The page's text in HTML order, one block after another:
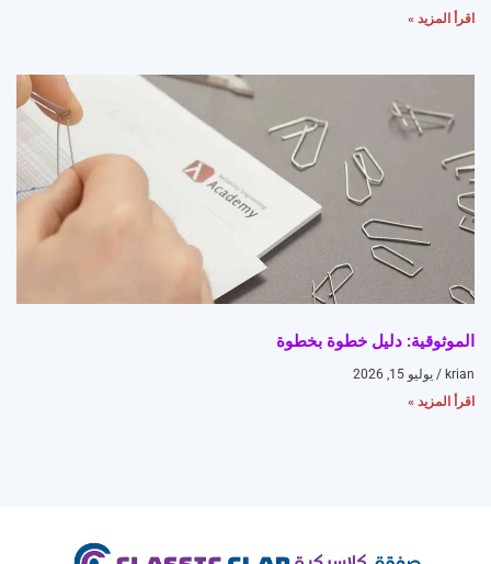
اقرأ المزيد »
الموثوقية: دليل خطوة بخطوة
krian
يوليو 15, 2026
اقرأ المزيد »